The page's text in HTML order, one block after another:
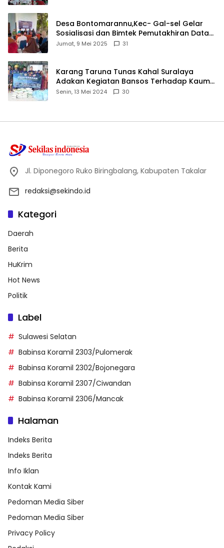
Desa Bontomarannu,Kec- Gal-sel Gelar
Sosialisasi dan Bimtek Pemutakhiran Data
ID
Jumat, 9 Mei 2025 31
Karang Taruna Tunas Kahal Suralaya
Adakan Kegiatan Bansos Terhadap Kaum
Dhuafa dan Anak Yatim-Piatu
Senin, 13 Mei 2024 30
Jl. Diponegoro Ruko Biringbalang, Kabupaten Takalar
redaksi@sekindo.id
Kategori
Daerah
Berita
HuKrim
Hot News
Politik
Label
Sulawesi Selatan
Babinsa Koramil 2303/Pulomerak
Babinsa Koramil 2302/Bojonegara
Babinsa Koramil 2307/Ciwandan
Babinsa Koramil 2306/Mancak
Halaman
Indeks Berita
Indeks Berita
Info Iklan
Kontak Kami
Pedoman Media Siber
Pedoman Media Siber
Privacy Policy